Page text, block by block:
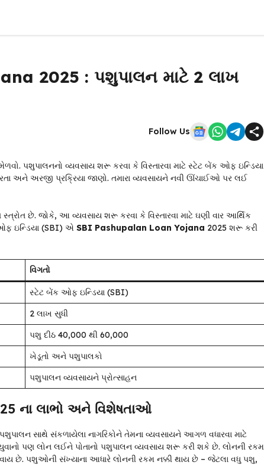
2025 : પશુપાલન માટે ₹2 લાખ
Follow Us
પશુપાલનનો વ્યવસાય શરૂ કરવા કે વિસ્તારવા માટે સ્ટેટ બેંક ઓફ ઇન્ડિયા
અને અરજી પ્રક્રિયા જાણો. તમારા વ્યવસાયને નવી ઊંચાઈઓ પર લઈ
છે. જોકે, આ વ્યવસાય શરૂ કરવા કે વિસ્તારવા માટે ઘણી વાર આર્થિક
ઇન્ડિયા (SBI) એ SBI Pashupalan Loan Yojana 2025 શરૂ કરી
વિગતો
સ્ટેટ બેંક ઓફ ઇન્ડિયા (SBI)
₹2 લાખ સુધી
પશુ દીઠ ₹40,000 થી ₹60,000
ખેડૂતો અને પશુપાલકો
પશુપાલન વ્યવસાયને પ્રોત્સાહન
ના લાભો અને વિશેષતાઓ
સાથે સંકળાયેલા નાગરિકોને તેમના વ્યવસાયને આગળ વધારવા માટે
પણ લોન લઈને પોતાનો પશુપાલન વ્યવસાય શરૂ કરી શકે છે. લોનની રકમ
છે. પશુઓની સંખ્યાના આધારે લોનની રકમ નક્કી થાય છે – જેટલા વધુ પશુ,